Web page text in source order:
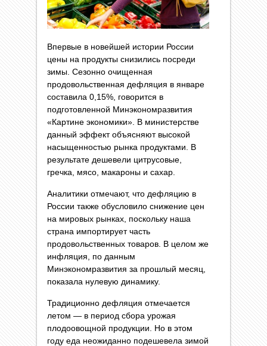
Впервые в новейшей истории России
цены на продукты снизились посреди
зимы. Сезонно очищенная
продовольственная дефляция в январе
составила 0,15%, говорится в
подготовленной Минэкономразвития
«Картине экономики». В министерстве
данный эффект объясняют высокой
насыщенностью рынка продуктами. В
результате дешевели цитрусовые,
гречка, мясо, макароны и сахар.
Аналитики отмечают, что дефляцию в
России также обусловило снижение цен
на мировых рынках, поскольку наша
страна импортирует часть
продовольственных товаров. В целом же
инфляция, по данным
Минэкономразвития за прошлый месяц,
показала нулевую динамику.
Традиционно дефляция отмечается
летом — в период сбора урожая
плодоовощной продукции. Но в этом
году еда неожиданно подешевела зимой